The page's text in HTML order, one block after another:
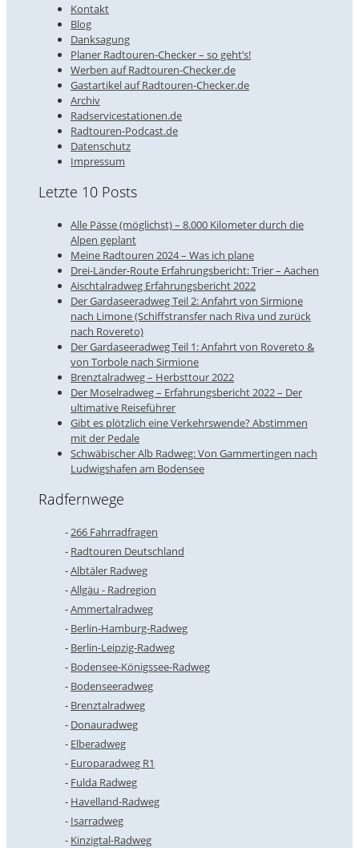
Kontakt
Blog
Danksagung
Planer Radtouren-Checker – so geht’s!
Werben auf Radtouren-Checker.de
Gastartikel auf Radtouren-Checker.de
Archiv
Radservicestationen.de
Radtouren-Podcast.de
Datenschutz
Impressum
Letzte 10 Posts
Alle Pässe (möglichst) – 8.000 Kilometer durch die
Alpen geplant
Meine Radtouren 2024 – Was ich plane
Drei-Länder-Route Erfahrungsbericht: Trier – Aachen
Aischtalradweg Erfahrungsbericht 2022
Der Gardaseeradweg Teil 2: Anfahrt von Sirmione
nach Limone (Schiffstransfer nach Riva und zurück
nach Rovereto)
Der Gardaseeradweg Teil 1: Anfahrt von Rovereto &
von Torbole nach Sirmione
Brenztalradweg – Herbsttour 2022
Der Moselradweg – Erfahrungsbericht 2022 – Der
ultimative Reiseführer
Gibt es plötzlich eine Verkehrswende? Abstimmen
mit der Pedale
Schwäbischer Alb Radweg: Von Gammertingen nach
Ludwigshafen am Bodensee
Radfernwege
266 Fahrradfragen
Radtouren Deutschland
Albtäler Radweg
Allgäu - Radregion
Ammertalradweg
Berlin-Hamburg-Radweg
Berlin-Leipzig-Radweg
Bodensee-Königssee-Radweg
Bodenseeradweg
Brenztalradweg
Donauradweg
Elberadweg
Europaradweg R1
Fulda Radweg
Havelland-Radweg
Isarradweg
Kinzigtal-Radweg